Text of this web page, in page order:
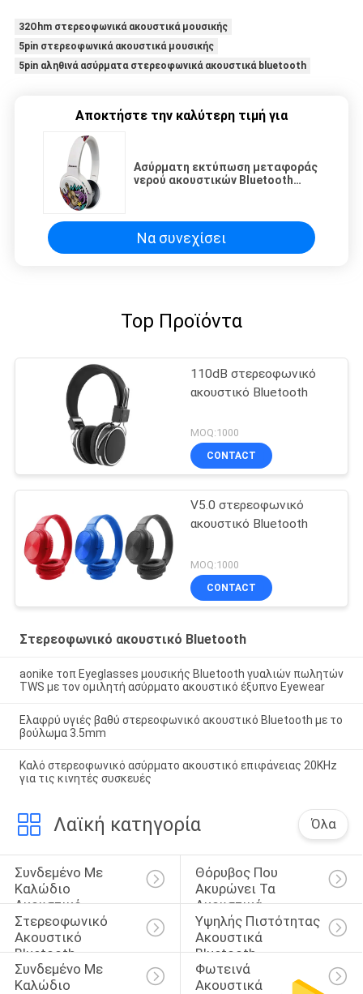
32Ohm στερεοφωνικά ακουστικά μουσικής
5pin στερεοφωνικά ακουστικά μουσικής
5pin αληθινά ασύρματα στερεοφωνικά ακουστικά bluetooth
Αποκτήστε την καλύτερη τιμή για
Ασύρματη εκτύπωση μεταφοράς
νερού ακουστικών Bluetooth
Να συνεχίσει
Top Προϊόντα
110dB στερεοφωνικό
ακουστικό Bluetooth
MOQ:1000
CONTACT
V5.0 στερεοφωνικό
ακουστικό Bluetooth
MOQ:1000
CONTACT
Στερεοφωνικό ακουστικό Bluetooth
aonike τοπ Eyeglasses μουσικής Bluetooth γυαλιών πωλητών
TWS με τον ομιλητή ασύρματο ακουστικό έξυπνο Eyewear
Ελαφρύ υγιές βαθύ στερεοφωνικό ακουστικό Bluetooth με το
βούλωμα 3.5mm
Καλό στερεοφωνικό ασύρματο ακουστικό επιφάνειας 20KHz
για τις κινητές συσκευές
Λαϊκή κατηγορία Όλα
Συνδεμένο Με
Καλώδιο
Ακουστικό
Bluetooth
Θόρυβος Που
Ακυρώνει Τα
Ακουστικά
Bluetooth
Στερεοφωνικό
Ακουστικό
Bluetooth
Υψηλής Πιστότητας
Ακουστικά
Bluetooth
Συνδεμένο Με
Καλώδιο
Φωτεινά
Ακουστικά